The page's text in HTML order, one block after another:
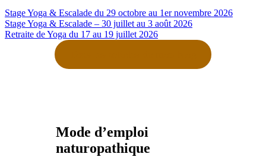
Stage Yoga & Escalade du 29 octobre au 1er novembre 2026
Stage Yoga & Escalade – 30 juillet au 3 août 2026
Retraite de Yoga du 17 au 19 juillet 2026
Mode d’emploi
naturopathique